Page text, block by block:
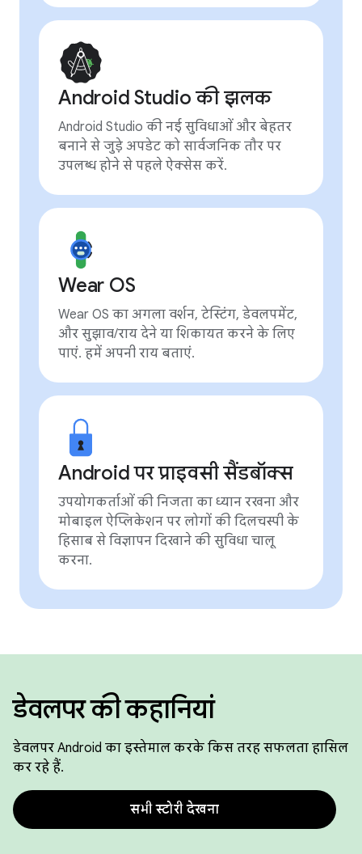
Android Studio की झलक
Android Studio की नई सुविधाओं और बेहतर
बनाने से जुड़े अपडेट को सार्वजनिक तौर पर
उपलब्ध होने से पहले ऐक्सेस करें.
Wear OS
Wear OS का अगला वर्शन, टेस्टिंग, डेवलपमेंट,
और सुझाव/राय देने या शिकायत करने के लिए
पाएं. हमें अपनी राय बताएं.
Android पर प्राइवसी सैंडबॉक्स
उपयोगकर्ताओं की निजता का ध्यान रखना और
मोबाइल ऐप्लिकेशन पर लोगों की दिलचस्पी के
हिसाब से विज्ञापन दिखाने की सुविधा चालू
करना.
डेवलपर की कहानियां
डेवलपर Android का इस्तेमाल करके किस तरह सफलता हासिल
कर रहे हैं.
सभी स्टोरी देखना